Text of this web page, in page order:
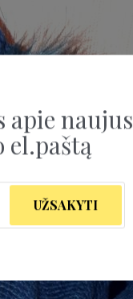
apie naujus
UŽSAKYTI